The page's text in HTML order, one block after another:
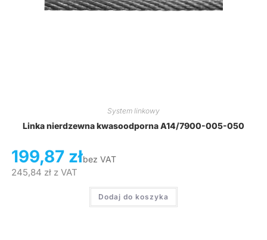
System linkowy
Linka nierdzewna kwasoodporna A14/7900-005-050
199,87 złbez VAT
245,84 złz VAT
Dodaj do koszyka